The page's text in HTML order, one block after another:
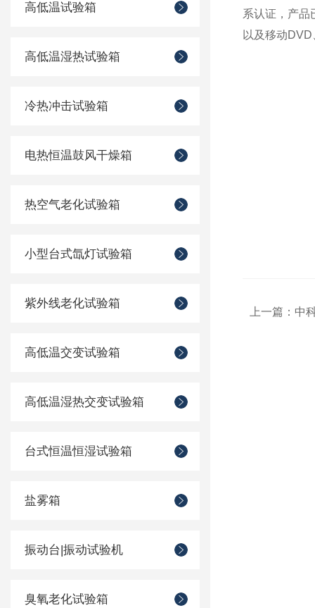
高低温试验箱
高低温湿热试验箱
冷热冲击试验箱
电热恒温鼓风干燥箱
热空气老化试验箱
小型台式氙灯试验箱
紫外线老化试验箱
高低温交变试验箱
高低温湿热交变试验箱
台式恒温恒湿试验箱
盐雾箱
振动台|振动试验机
臭氧老化试验箱
系认证，产品
以及移动
上一篇： 中